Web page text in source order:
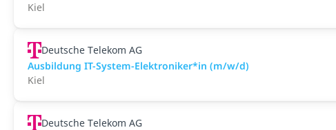
Kiel
Deutsche Telekom AG
Ausbildung IT-System-Elektroniker*in (m/w/d)
Kiel
Deutsche Telekom AG